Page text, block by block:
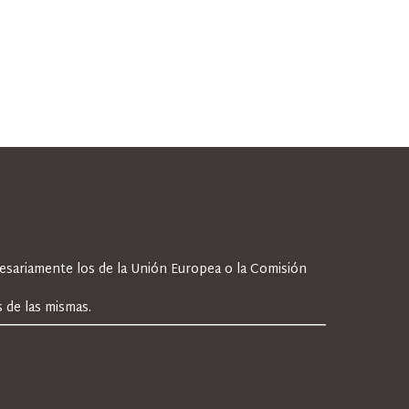
los de la Unión Europea o la Comisión
las mismas.